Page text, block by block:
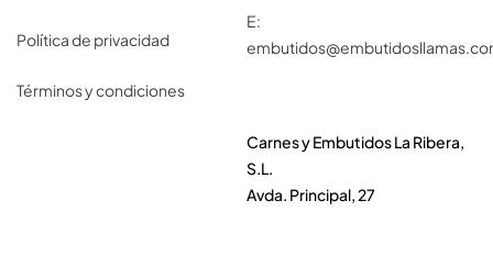
Política de privacidad
Términos y condiciones
E:
Carnes y Embutidos La Ribera,
S.L.
Avda. Principal, 27